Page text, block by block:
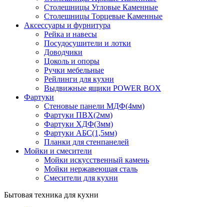
Столешницы Угловые Каменные
Столешницы Торцевые Каменные
Аксессуары и фурнитура
Рейка и навесы
Посудосушители и лотки
Доводчики
Цоколь и опоры
Ручки мебельные
Рейлинги для кухни
Выдвижные ящики POWER BOX
Фартуки
Стеновые панели МДФ(4мм)
Фартуки ПВХ(2мм)
Фартуки ХДФ(3мм)
Фартуки АБС(1,5мм)
Планки для стенпанелей
Мойки и смесители
Мойки искусственный камень
Мойки нержавеющая сталь
Смесители для кухни
Бытовая техника для кухни